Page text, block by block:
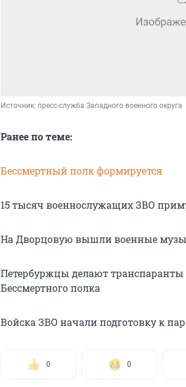
Источник: пресс-служба Западного военного округа
Ранее по теме:
Бессмертный полк формируется
15 тысяч военнослужащих ЗВО
На Дворцовую вышли военные
Петербуржцы делают
Бессмертного полка
Войска ЗВО начали подготовку к
0 0